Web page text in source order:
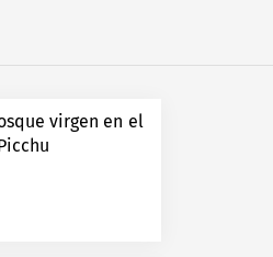
virgen en el